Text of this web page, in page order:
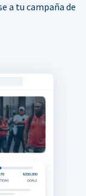
a tu campaña de